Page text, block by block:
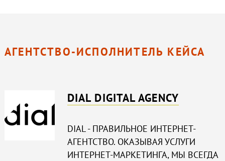
АГЕНТСТВО-ИСПОЛНИТЕЛЬ КЕЙСА
DIAL DIGITAL AGENCY
DIAL - ПРАВИЛЬНОЕ ИНТЕРНЕТ-
АГЕНТСТВО. ОКАЗЫВАЯ УСЛУГИ
ИНТЕРНЕТ-МАРКЕТИНГА, МЫ ВСЕГДА